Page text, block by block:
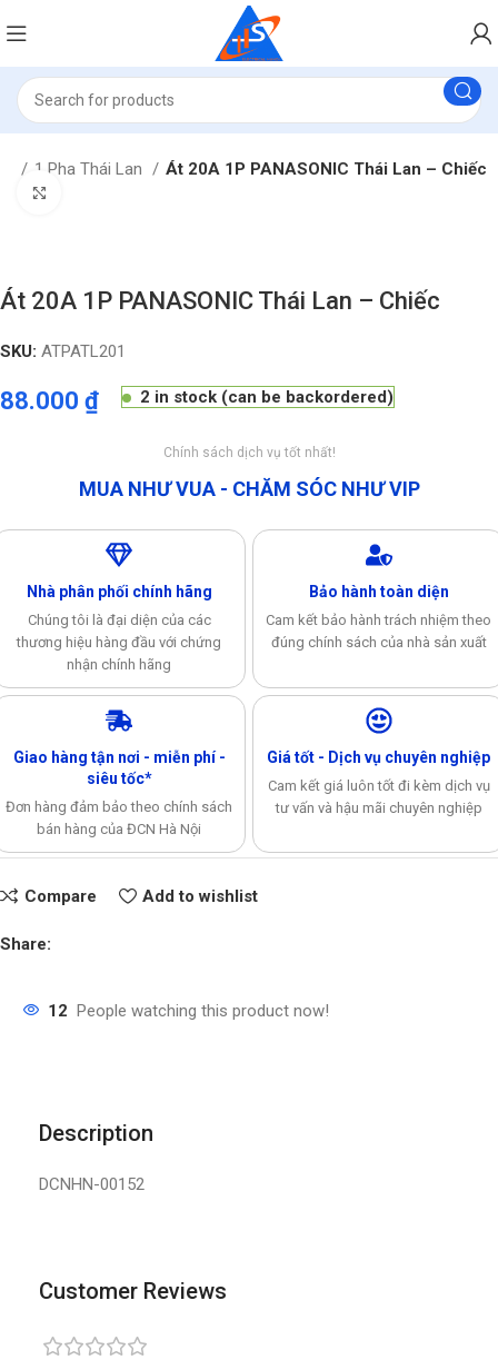
1 Pha Thái Lan Át 20A 1P PANASONIC Thái Lan – Chiếc
Át 20A 1P PANASONIC Thái Lan – Chiếc
SKU:ATPATL201
88.000₫ 2 in stock (can be backordered)
Chính sách dịch vụ tốt nhất!
MUA NHƯ VUA - CHĂM SÓC NHƯ VIP
Nhà phân phối chính hãng
Chúng tôi là đại diện của các
thương hiệu hàng đầu với chứng
nhận chính hãng
Bảo hành toàn diện
Cam kết bảo hành trách nhiệm theo
đúng chính sách của nhà sản xuất
Giao hàng tận nơi - miễn phí -
siêu tốc*
Đơn hàng đảm bảo theo chính sách
bán hàng của ĐCN Hà Nội
Giá tốt - Dịch vụ chuyên nghiệp
Cam kết giá luôn tốt đi kèm dịch vụ
tư vấn và hậu mãi chuyên nghiệp
Compare Add to wishlist
Share:
12 People watching this product now!
Description
DCNHN-00152
Customer Reviews